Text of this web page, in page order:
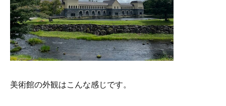
美術館の外観はこんな感じです。